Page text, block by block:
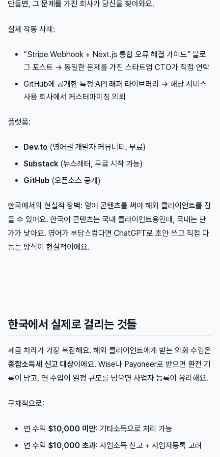
만들면, 그 문제를 가진 회사가 당신을 찾아와요.
실제 작동 사례:
“Stripe Webhook + Next.js 통합 오류 해결 가이드” 블로
그 포스트 → 동일한 문제를 가진 스타트업 CTO가 직접 연락
GitHub에 공개한 특정 API 래퍼 라이브러리 → 해당 서비스
사용 회사에서 커스터마이징 의뢰
플랫폼:
Dev.to (영어권 개발자 커뮤니티, 무료)
Substack (뉴스레터, 무료 시작 가능)
GitHub (오픈소스 공개)
한국에서의 현실적 장벽: 영어 콘텐츠를 써야 해외 클라이언트를 잡
을 수 있어요. 한국어 콘텐츠는 국내 클라이언트용인데, 국내는 단
가가 낮아요. 영어가 부담스럽다면 ChatGPT로 초안 쓰고 직접 다
듬는 방식이 현실적이에요.
한국에서 실제로 걸리는 것들
세금 처리가 가장 복잡해요. 해외 클라이언트에게 받는 외화 수입은
종합소득세 신고 대상이에요. Wise나 Payoneer로 받으면 환전 기
록이 남고, 연 수입이 일정 규모를 넘으면 사업자 등록이 유리해요.
구체적으로:
연 수익 $10,000 미만: 기타소득으로 처리 가능
연 수익 $10,000 초과: 사업소득 신고 + 사업자등록 고려